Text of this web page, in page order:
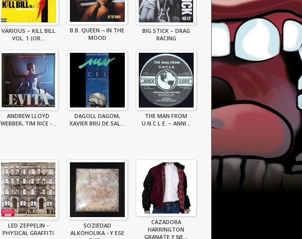
VARIOUS – KILL BILL
VOL. 1 (OR...
B.B. QUEEN – IN THE
MOOD
BIG STICK – DRAG
RACING
ANDREW LLOYD
WEBBER, TIM RICE -...
DAGOLL DAGOM,
XAVIER BRU DE SAL...
THE MAN FROM
U.N.C.L.E. – ANNI...
LED ZEPPELIN -
PHYSICAL GRAFFITI
SOZIEDAD
ALKOHOLIKA - Y ESE
CAZADORA
HARRINGTON
GRANATE Y NE...